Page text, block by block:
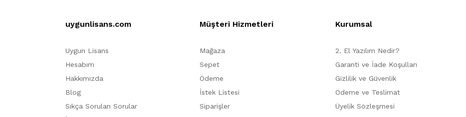
uygunlisans.com
Uygun Lisans
Hesabım
Hakkımızda
Blog
Sıkça Sorulan Sorular
Müşteri Hizmetleri
Mağaza
Sepet
Ödeme
İstek Listesi
Siparişler
Kurumsal
2. El Yazılım Nedir?
Garanti ve İade Koşulları
Gizlilik ve Güvenlik
Ödeme ve Teslimat
Üyelik Sözleşmesi